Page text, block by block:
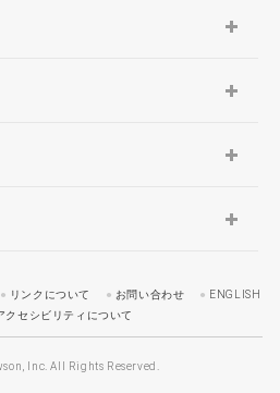
リンクについて お問い合わせ
ENGLISH
クセシビリティについて
Inc. All Rights Reserved.